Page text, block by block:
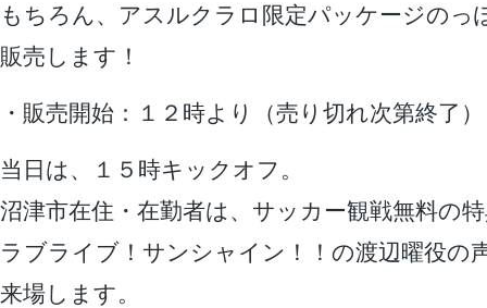
もちろん、アスルクラロ限定パッケージのっ
販売します！
・販売開始：１２時より（売り切れ次第終了）
当日は、１５時キックオフ。
沼津市在住・在勤者は、サッカー観戦無料の
ラブライブ！サンシャイン！！の渡辺曜役の
来場します。